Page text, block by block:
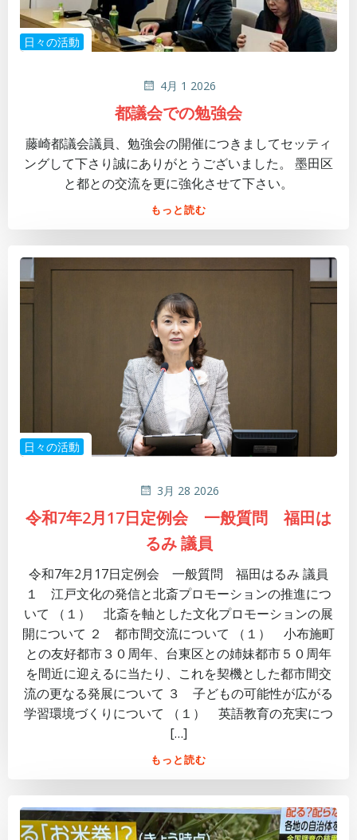
日々の活動
4月 1 2026
都議会での勉強会
藤崎都議会議員、勉強会の開催につきましてセッティ
ングして下さり誠にありがとうございました。 墨田区
と都との交流を更に強化させて下さい。
もっと読む
日々の活動
3月 28 2026
令和7年2月17日定例会 一般質問 福田は
るみ 議員
令和7年2月17日定例会 一般質問 福田はるみ 議員
１ 江戸文化の発信と北斎プロモーションの推進につ
いて （１） 北斎を軸とした文化プロモーションの展
開について ２ 都市間交流について （１） 小布施町
との友好都市３０周年、台東区との姉妹都市５０周年
を間近に迎えるに当たり、これを契機とした都市間交
流の更なる発展について ３ 子どもの可能性が広がる
学習環境づくりについて （１） 英語教育の充実につ
[…]
もっと読む